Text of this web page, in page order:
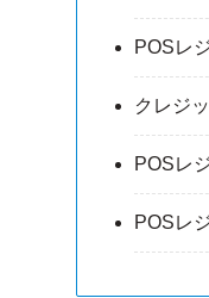
POSレ
クレジ
POSレ
POSレ